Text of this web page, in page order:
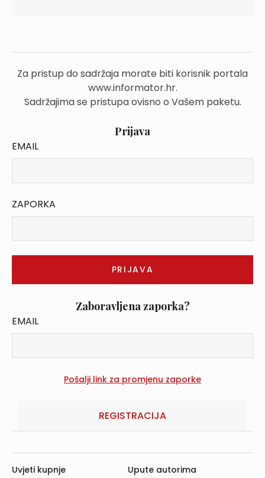
Za pristup do sadržaja morate biti korisnik portala
www.informator.hr.
Sadržajima se pristupa ovisno o Vašem paketu.
Prijava
EMAIL
ZAPORKA
Zaboravljena zaporka?
EMAIL
REGISTRACIJA
Uvjeti kupnje Upute autorima